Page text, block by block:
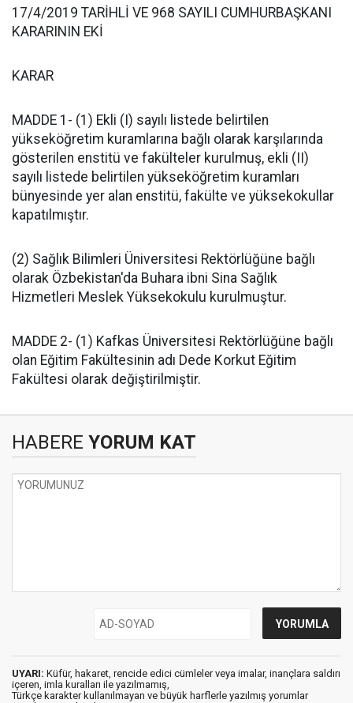
17/4/2019 TARİHLİ VE 968 SAYILI CUMHURBAŞKANI
KARARININ EKİ
KARAR
MADDE 1- (1) Ekli (I) sayılı listede belirtilen
yükseköğretim kuramlarına bağlı olarak karşılarında
gösterilen enstitü ve fakülteler kurulmuş, ekli (II)
sayılı listede belirtilen yükseköğretim kuramları
bünyesinde yer alan enstitü, fakülte ve yüksekokullar
kapatılmıştır.
(2) Sağlık Bilimleri Üniversitesi Rektörlüğüne bağlı
olarak Özbekistan'da Buhara ibni Sina Sağlık
Hizmetleri Meslek Yüksekokulu kurulmuştur.
MADDE 2- (1) Kafkas Üniversitesi Rektörlüğüne bağlı
olan Eğitim Fakültesinin adı Dede Korkut Eğitim
Fakültesi olarak değiştirilmiştir.
HABERE YORUM KAT
UYARI: Küfür, hakaret, rencide edici cümleler veya imalar, inançlara saldırı
içeren, imla kuralları ile yazılmamış,
Türkçe karakter kullanılmayan ve büyük harflerle yazılmış yorumlar